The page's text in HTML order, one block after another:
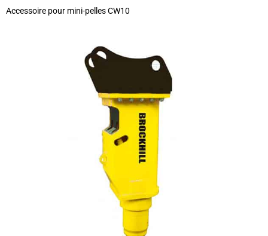
Accessoire pour mini-pelles CW10